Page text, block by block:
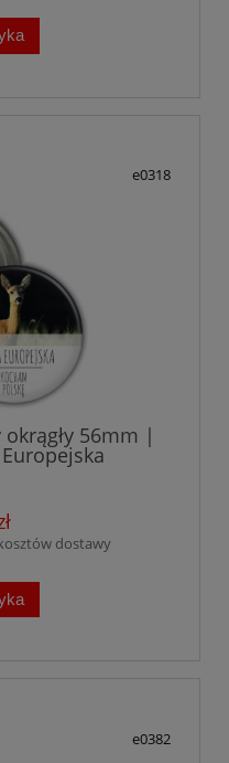
e0318
56mm |
dostawy
e0382